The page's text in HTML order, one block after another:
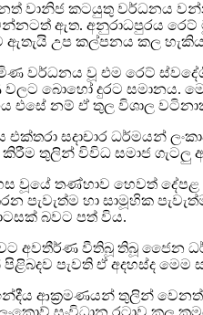
වානිජ කටයුතු වර්ධනය
ඇත. අනුරාධපුරය
උප කල්පනය කල
වර්ධනය වූ එම රෙට්
බොහෝ දුරට සමානය.
එසේ නම් ඒ තුල විශාල
සදාචාර ධර්මයන්
තුලින් විවිධ සමාජ ගැටලු
වූයේ තණ්හාව හෙවත්
පැවැත්ම හා සාමූහික
බවට පත් විය.
අවතීර්ණ වීතිබූ තිබූ ජෛන
පැවති ඒ අදහස්ද
ආක‍්‍රමණයන් තුලින් වෙනත්